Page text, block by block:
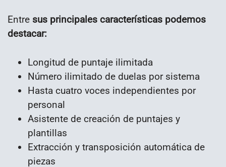
Entre sus principales características podemos
destacar:
Longitud de puntaje ilimitada
Número ilimitado de duelas por sistema
Hasta cuatro voces independientes por
personal
Asistente de creación de puntajes y
plantillas
Extracción y transposición automática de
piezas